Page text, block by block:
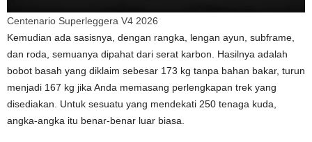
Centenario Superleggera V4 2026
Kemudian ada sasisnya, dengan rangka, lengan ayun, subframe,
dan roda, semuanya dipahat dari serat karbon. Hasilnya adalah
bobot basah yang diklaim sebesar 173 kg tanpa bahan bakar, turun
menjadi 167 kg jika Anda memasang perlengkapan trek yang
disediakan. Untuk sesuatu yang mendekati 250 tenaga kuda,
angka-angka itu benar-benar luar biasa.